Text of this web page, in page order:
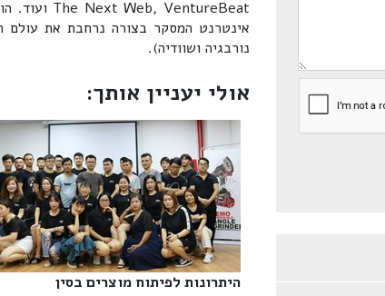
אינטרנט המסקר בצורה נרחבת את עולם
נורבגיה ושוודיה).
אולי יעניין אותך:
היתרונות לפיתוח מוצרים בסין‎